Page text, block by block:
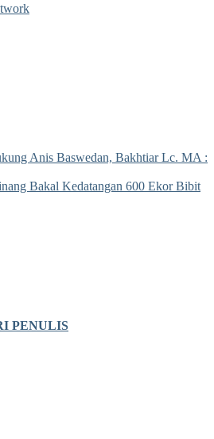
Anis Baswedan, Bakhtiar Lc. MA :
Bakal Kedatangan 600 Ekor Bibit
PENULIS